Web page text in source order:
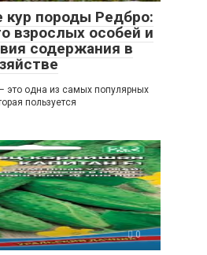
породы Редбро:
взрослых особей и
содержания в
это одна из самых популярных
пользуется
0